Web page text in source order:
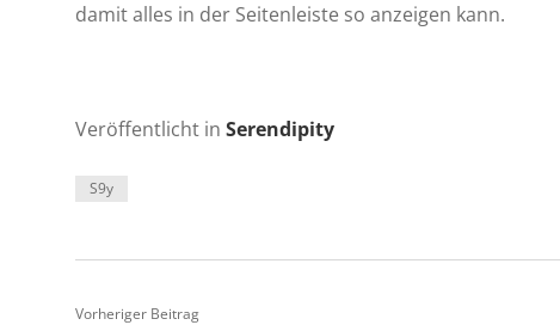
damit alles in der Seitenleiste so anzeigen kann.
Veröffentlicht in Serendipity
S9y
Vorheriger Beitrag